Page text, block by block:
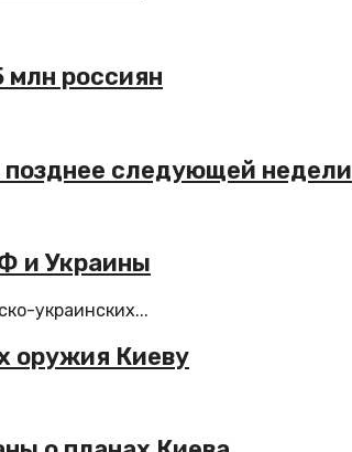
млн россиян
позднее следующей недели
и Украины
украинских...
оружия Киеву